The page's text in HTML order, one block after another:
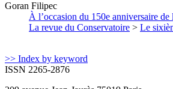
Goran Filipec
À l’occasion du 150e anniversaire
La revue du Conservatoire > Le
>> Index by keyword
ISSN 2265-2876